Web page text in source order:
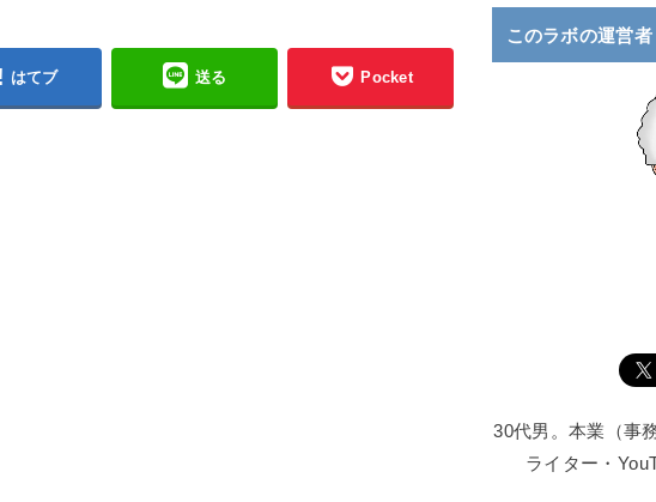
はてブ 送る Pocket
このラボの運営者
エル
30代男。本業（事
ライター・